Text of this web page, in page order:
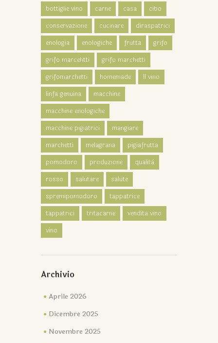
bottiglie vino
carne casa
cibo
conservazione
cucinare
diraspatrici
enologia
enologiche frutta
grifo
grifo marcehtti
grifo marchetti
grifomarchetti
homemade
Il vino
linfa genuina
macchine
macchine enologiche
macchine pigiatrici
mangiare
marchetti
melagrana
pigiafrutta
pomodoro
produzione
qualità
rosso
salutare
salute
spremipomodoro
tappatrice
tappatrici
tritacarne
vendita vino
vino
Archivio
Aprile 2026
Dicembre 2025
Novembre 2025